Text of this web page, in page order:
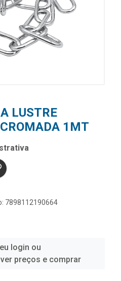
LUSTRE
1MT
7898112190664
login ou
preços e comprar